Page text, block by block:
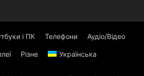
і ПК Телефони Аудіо/Відео
Різне Українська